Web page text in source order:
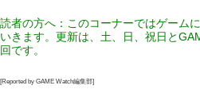
読者の方へ：このコーナーではゲーム
いきます。更新は、土、日、祝日と
回です。
[Reported by GAME Watch編集部]